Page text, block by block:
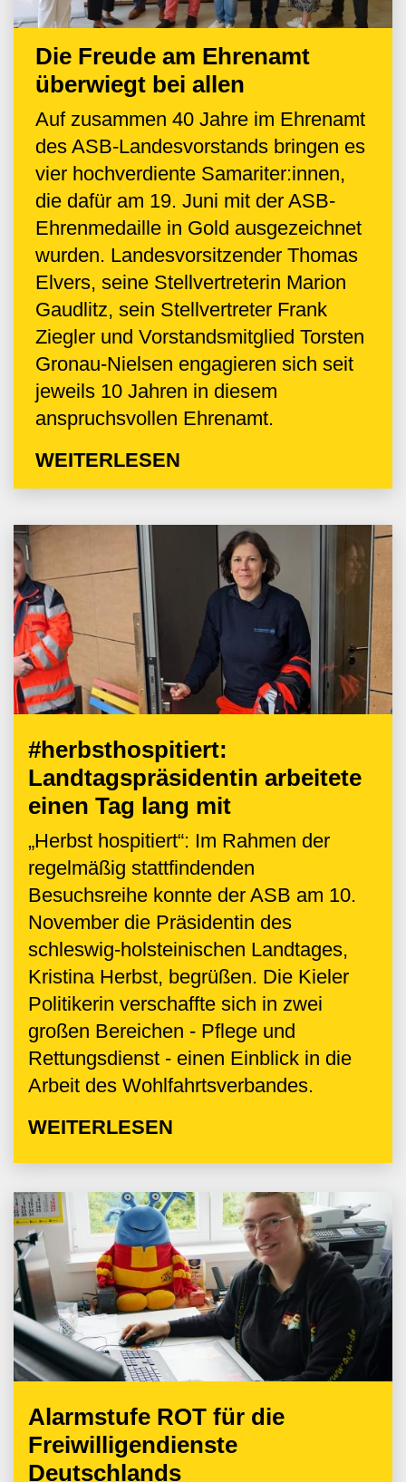
Die Freude am Ehrenamt
überwiegt bei allen
Auf zusammen 40 Jahre im Ehrenamt
des ASB-Landesvorstands bringen es
vier hochverdiente Samariter:innen,
die dafür am 19. Juni mit der ASB-
Ehrenmedaille in Gold ausgezeichnet
wurden. Landesvorsitzender Thomas
Elvers, seine Stellvertreterin Marion
Gaudlitz, sein Stellvertreter Frank
Ziegler und Vorstandsmitglied Torsten
Gronau-Nielsen engagieren sich seit
jeweils 10 Jahren in diesem
anspruchsvollen Ehrenamt.
WEITERLESEN
#herbsthospitiert:
Landtagspräsidentin arbeitete
einen Tag lang mit
„Herbst hospitiert“: Im Rahmen der
regelmäßig stattfindenden
Besuchsreihe konnte der ASB am 10.
November die Präsidentin des
schleswig-holsteinischen Landtages,
Kristina Herbst, begrüßen. Die Kieler
Politikerin verschaffte sich in zwei
großen Bereichen - Pflege und
Rettungsdienst - einen Einblick in die
Arbeit des Wohlfahrtsverbandes.
WEITERLESEN
Alarmstufe ROT für die
Freiwilligendienste
Deutschlands